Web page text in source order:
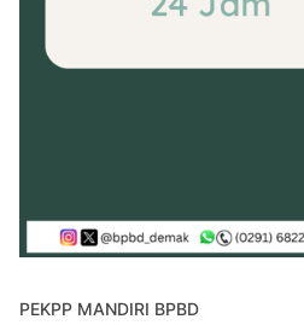
PEKPP MANDIRI BPBD